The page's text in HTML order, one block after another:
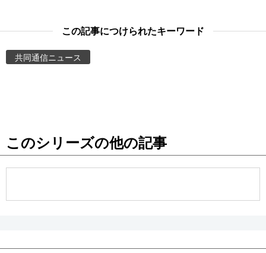
Images
お知らせ
この記事につけられたキーワード
共同通信ニュース
このシリーズの他の記事